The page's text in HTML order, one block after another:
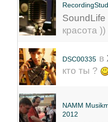
SoundLife
красота ))
DSC00335 в
кто ты ?
NAMM
2012